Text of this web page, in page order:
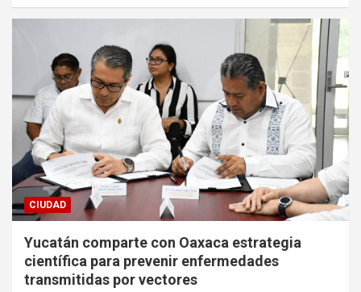
CIUDAD
Yucatán comparte con Oaxaca estrategia
científica para prevenir enfermedades
transmitidas por vectores